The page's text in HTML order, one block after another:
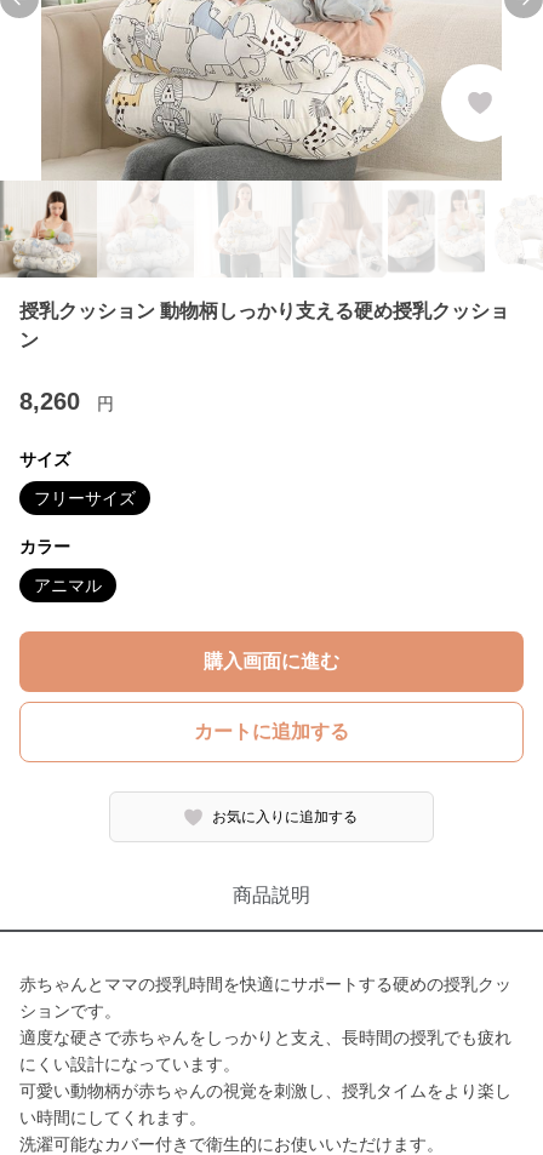
Previous slide
授乳クッション 動物柄しっかり支える硬め授乳クッショ
ン
8,260 円
サイズ
フリーサイズ
カラー
アニマル
購入画面に進む
カートに追加する
お気に入りに追加する
商品説明
赤ちゃんとママの授乳時間を快適にサポートする硬めの授乳クッ
ションです。
適度な硬さで赤ちゃんをしっかりと支え、長時間の授乳でも疲れ
にくい設計になっています。
可愛い動物柄が赤ちゃんの視覚を刺激し、授乳タイムをより楽し
い時間にしてくれます。
洗濯可能なカバー付きで衛生的にお使いいただけます。